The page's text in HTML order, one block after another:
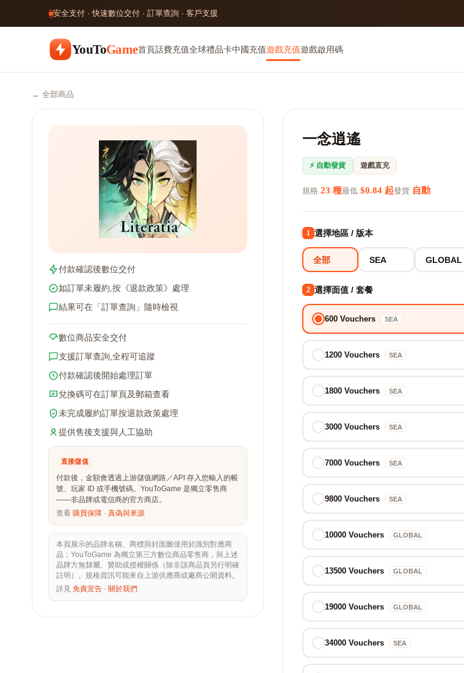
安全支付 · 快速數位交付 · 訂單查詢 · 客戶支援
YouToGame首頁話費充值全球禮品卡中國充值遊戲充值遊戲啟用碼
← 全部商品
付款確認後數位交付
如訂單未履約,按《退款政策》處理
結果可在「訂單查詢」隨時檢視
數位商品安全交付
支援訂單查詢,全程可追蹤
付款確認後開始處理訂單
兌換碼可在訂單頁及郵箱查看
未完成履約訂單按退款政策處理
提供售後支援與人工協助
直接儲值
付款後，金額會透過上游儲值網路／API 存入您輸入的帳
號、玩家 ID 或手機號碼。YouToGame 是獨立零售商
——非品牌或電信商的官方商店。
查看 購買保障 · 真偽與來源
本頁展示的品牌名稱、商標與封面圖僅用於識別對應商
品；YouToGame 為獨立第三方數位商品零售商，與上述
品牌方無隸屬、贊助或授權關係（除非該商品頁另行明確
註明）。規格資訊可能來自上游供應商或廠商公開資料。
詳見 免責宣告 · 關於我們
一念逍遙
⚡ 自動發貨 遊戲直充
規格 23 種最低 $0.84 起發貨 自動
1 選擇地區 / 版本
全部 SEA GLOBAL
2 選擇面值 / 套餐
600 Vouchers SEA
1200 Vouchers SEA
1800 Vouchers SEA
3000 Vouchers SEA
7000 Vouchers SEA
9800 Vouchers SEA
10000 Vouchers GLOBAL
13500 Vouchers GLOBAL
19000 Vouchers GLOBAL
34000 Vouchers SEA